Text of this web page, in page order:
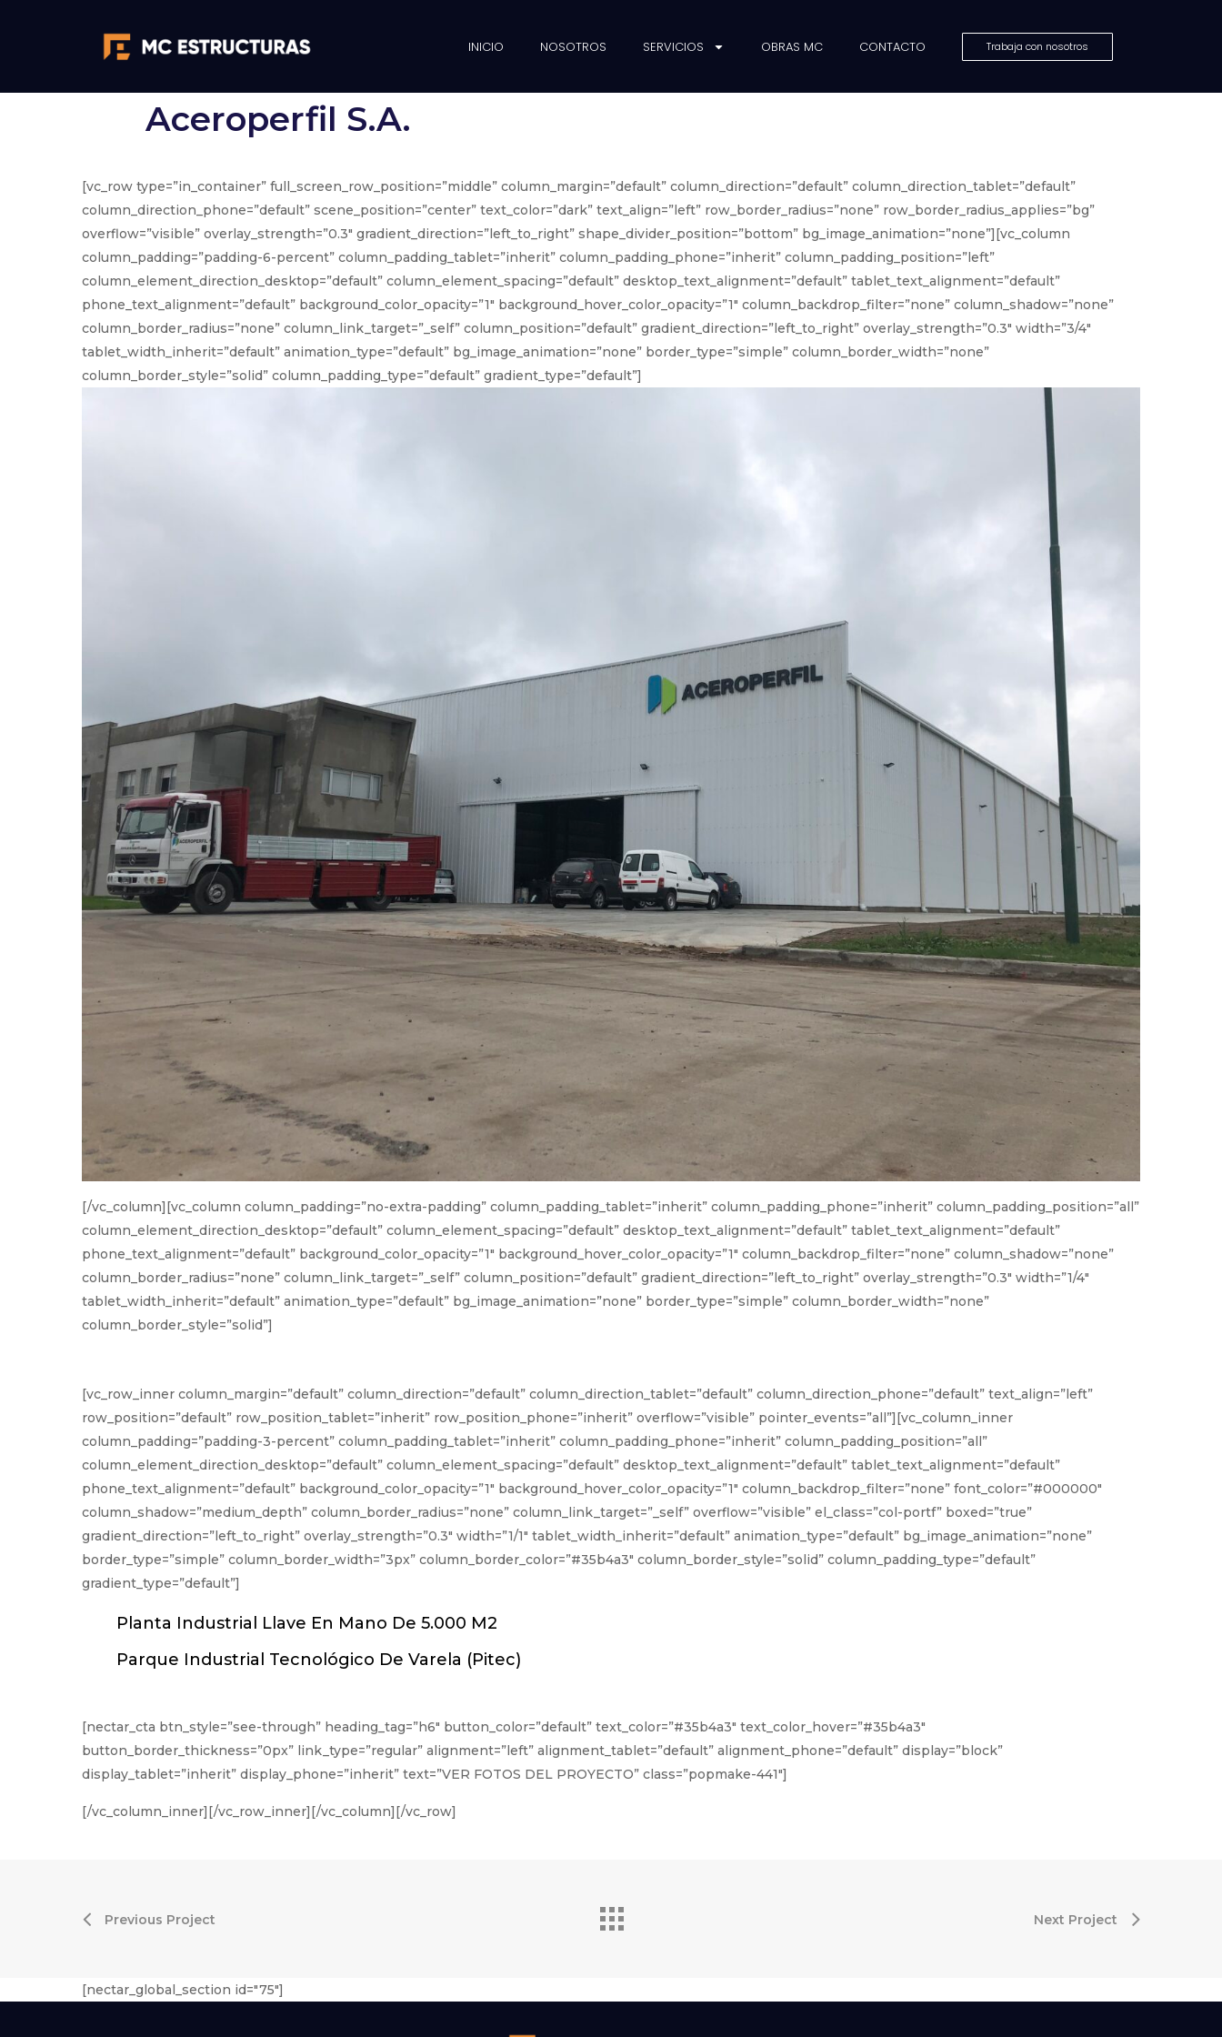
INICIO NOSOTROS SERVICIOS OBRAS MC CONTACTO Trabaja con nosotros
Aceroperfil S.A.
[vc_row type=”in_container” full_screen_row_position=”middle” column_margin=”default” column_direction=”default” column_direction_tablet=”default”
column_direction_phone=”default” scene_position=”center” text_color=”dark” text_align=”left” row_border_radius=”none” row_border_radius_applies=”bg”
overflow=”visible” overlay_strength=”0.3″ gradient_direction=”left_to_right” shape_divider_position=”bottom” bg_image_animation=”none”][vc_column
column_padding=”padding-6-percent” column_padding_tablet=”inherit” column_padding_phone=”inherit” column_padding_position=”left”
column_element_direction_desktop=”default” column_element_spacing=”default” desktop_text_alignment=”default” tablet_text_alignment=”default”
phone_text_alignment=”default” background_color_opacity=”1″ background_hover_color_opacity=”1″ column_backdrop_filter=”none” column_shadow=”none”
column_border_radius=”none” column_link_target=”_self” column_position=”default” gradient_direction=”left_to_right” overlay_strength=”0.3″ width=”3/4″
tablet_width_inherit=”default” animation_type=”default” bg_image_animation=”none” border_type=”simple” column_border_width=”none”
column_border_style=”solid” column_padding_type=”default” gradient_type=”default”]
[/vc_column][vc_column column_padding=”no-extra-padding” column_padding_tablet=”inherit” column_padding_phone=”inherit” column_padding_position=”all”
column_element_direction_desktop=”default” column_element_spacing=”default” desktop_text_alignment=”default” tablet_text_alignment=”default”
phone_text_alignment=”default” background_color_opacity=”1″ background_hover_color_opacity=”1″ column_backdrop_filter=”none” column_shadow=”none”
column_border_radius=”none” column_link_target=”_self” column_position=”default” gradient_direction=”left_to_right” overlay_strength=”0.3″ width=”1/4″
tablet_width_inherit=”default” animation_type=”default” bg_image_animation=”none” border_type=”simple” column_border_width=”none”
column_border_style=”solid”]
[vc_row_inner column_margin=”default” column_direction=”default” column_direction_tablet=”default” column_direction_phone=”default” text_align=”left”
row_position=”default” row_position_tablet=”inherit” row_position_phone=”inherit” overflow=”visible” pointer_events=”all”][vc_column_inner
column_padding=”padding-3-percent” column_padding_tablet=”inherit” column_padding_phone=”inherit” column_padding_position=”all”
column_element_direction_desktop=”default” column_element_spacing=”default” desktop_text_alignment=”default” tablet_text_alignment=”default”
phone_text_alignment=”default” background_color_opacity=”1″ background_hover_color_opacity=”1″ column_backdrop_filter=”none” font_color=”#000000″
column_shadow=”medium_depth” column_border_radius=”none” column_link_target=”_self” overflow=”visible” el_class=”col-portf” boxed=”true”
gradient_direction=”left_to_right” overlay_strength=”0.3″ width=”1/1″ tablet_width_inherit=”default” animation_type=”default” bg_image_animation=”none”
border_type=”simple” column_border_width=”3px” column_border_color=”#35b4a3″ column_border_style=”solid” column_padding_type=”default”
gradient_type=”default”]
Planta Industrial Llave En Mano De 5.000 M2
Parque Industrial Tecnológico De Varela (Pitec)
[nectar_cta btn_style=”see-through” heading_tag=”h6″ button_color=”default” text_color=”#35b4a3″ text_color_hover=”#35b4a3″
button_border_thickness=”0px” link_type=”regular” alignment=”left” alignment_tablet=”default” alignment_phone=”default” display=”block”
display_tablet=”inherit” display_phone=”inherit” text=”VER FOTOS DEL PROYECTO” class=”popmake-441″]
[/vc_column_inner][/vc_row_inner][/vc_column][/vc_row]
Previous Project Next Project
[nectar_global_section id="75"]